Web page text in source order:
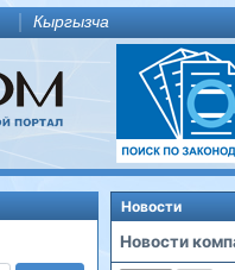
Кыргызча
Новости
Новости